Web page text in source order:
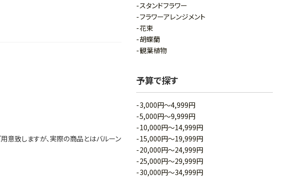
意致しますが、実際の商品とはバルーン
スタンドフラワー
フラワーアレンジメント
花束
胡蝶蘭
観葉植物
予算で探す
3,000円～4,999円
5,000円～9,999円
10,000円～14,999円
15,000円～19,999円
20,000円～24,999円
25,000円～29,999円
30,000円～34,999円